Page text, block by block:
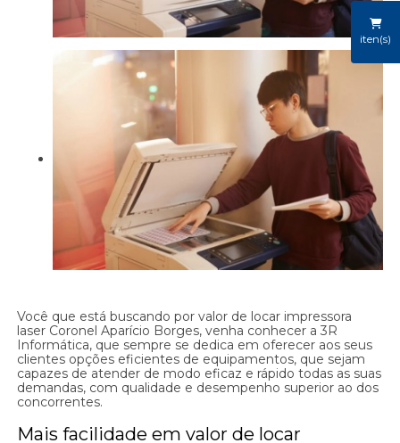
iten(s)
Você que está buscando por valor de locar impressora
laser Coronel Aparício Borges, venha conhecer a 3R
Informática, que sempre se dedica em oferecer aos seus
clientes opções eficientes de equipamentos, que sejam
capazes de atender de modo eficaz e rápido todas as suas
demandas, com qualidade e desempenho superior ao dos
concorrentes.
Mais facilidade em valor de locar